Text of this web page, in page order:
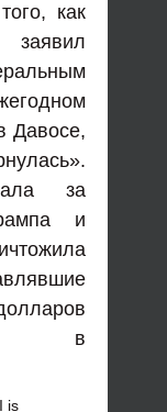
как
Давосе,
за
и
в
is